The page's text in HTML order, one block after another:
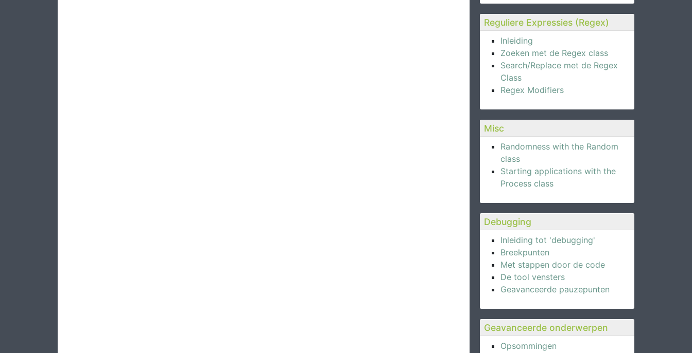
Reguliere Expressies (Regex)
Inleiding
Zoeken met de Regex class
Search/Replace met de Regex
Class
Regex Modifiers
Misc
Randomness with the Random
class
Starting applications with the
Process class
Debugging
Inleiding tot 'debugging'
Breekpunten
Met stappen door de code
De tool vensters
Geavanceerde pauzepunten
Geavanceerde onderwerpen
Opsommingen